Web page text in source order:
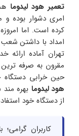
تعمیر هود لیدوما
امری دشوار بوده
کرده است. اما امروزه
امداد با داشتن
تهران آماده
مقرون به صرفه
حین خرابی دستگاه
هود لیدوما بهره
از دستگاه خود
کاربران